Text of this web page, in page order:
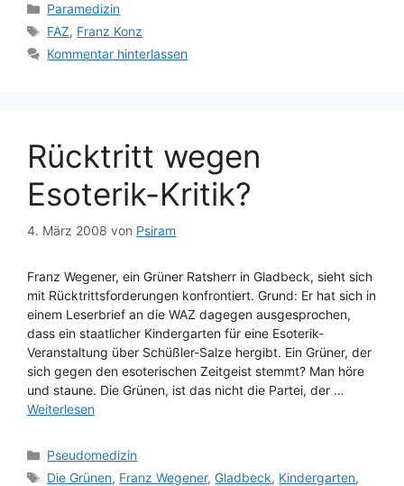
Kategorien
Paramedizin
Schlagwörter
FAZ, Franz Konz
Kommentar hinterlassen
Rücktritt wegen
Esoterik-Kritik?
4. März 2008 von Psiram
Franz Wegener, ein Grüner Ratsherr in Gladbeck, sieht sich
mit Rücktrittsforderungen konfrontiert. Grund: Er hat sich in
einem Leserbrief an die WAZ dagegen ausgesprochen,
dass ein staatlicher Kindergarten für eine Esoterik-
Veranstaltung über Schüßler-Salze hergibt. Ein Grüner, der
sich gegen den esoterischen Zeitgeist stemmt? Man höre
und staune. Die Grünen, ist das nicht die Partei, der …
Weiterlesen
Kategorien
Pseudomedizin
Schlagwörter
Die Grünen, Franz Wegener,Gladbeck, Kindergarten,